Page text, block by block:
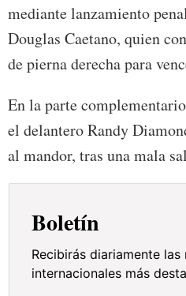
mediante lanzamiento
Douglas Caetano, quien
de pierna derecha para
En la parte
el delantero Randy
al mandor, tras una mala
Boletín
Recibirás diariamente
internacionales más